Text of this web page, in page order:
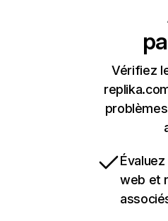
Vérifiez
web et